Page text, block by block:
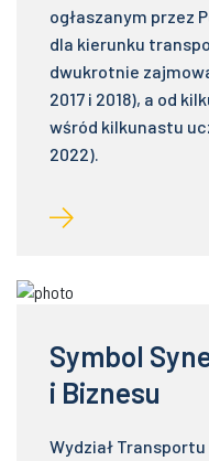
ogłaszanym przez
dla kierunku
dwukrotnie
2017 i 2018), a od
wśród kilkunastu
2022).
Symbol
i Biznesu
Wydział